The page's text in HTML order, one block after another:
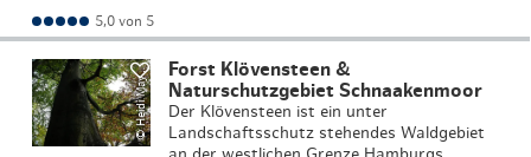
5,0 von 5
©
H
ei
di
M
a
y
e
r
h
ö
f
e
r
Forst Klövensteen &
Naturschutzgebiet Schnaakenmoor
Der Klövensteen ist ein unter
Landschaftsschutz stehendes Waldgebiet